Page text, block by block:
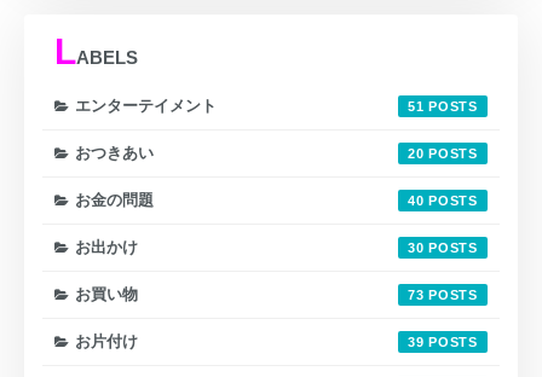
LABELS
エンターテイメント 51
おつきあい 20
お金の問題 40
お出かけ 30
お買い物 73
お片付け 39